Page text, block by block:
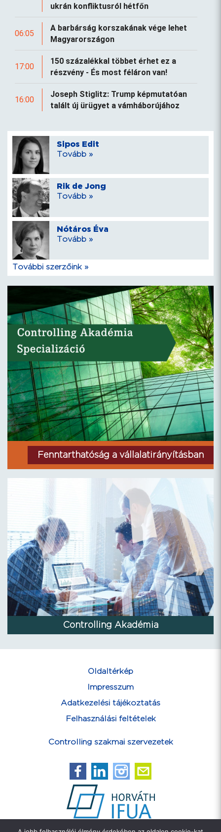
ukrán konfliktusról hétfőn
06:05
A barbárság korszakának vége lehet
Magyarországon
17:00
150 százalékkal többet érhet ez a
részvény - És most féláron van!
16:00
Joseph Stiglitz: Trump képmutatóan
talált új ürügyet a vámháborújához
Sipos Edit
Tovább »
Rik de Jong
Tovább »
Nótáros Éva
Tovább »
További szerzőink »
Fenntarthatóság a vállalatirányításban
Controlling Akadémia
Oldaltérkép
Impresszum
Adatkezelési tájékoztatás
Felhasználási feltételek
Controlling szakmai szervezetek